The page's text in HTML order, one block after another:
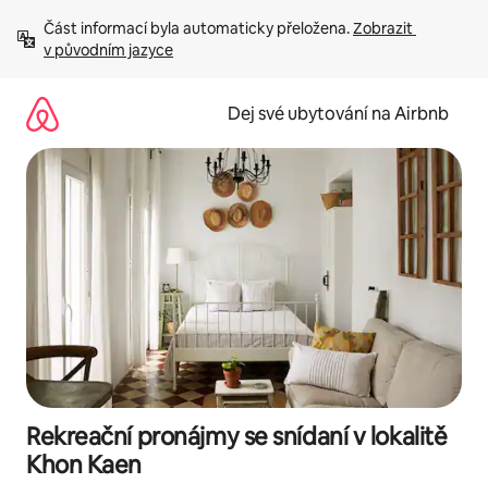
obsah
Část informací byla automaticky přeložena. Zobrazit
v původním jazyce
Dej své ubytování na Airbnb
Rekreační pronájmy se snídaní v lokalitě
Khon Kaen